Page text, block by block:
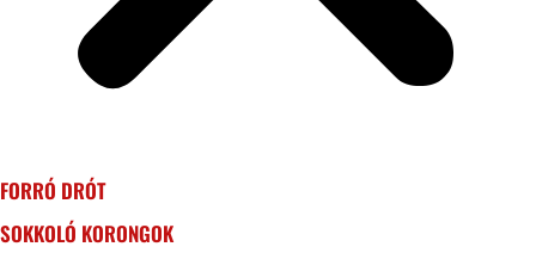
FORRÓ DRÓT
SOKKOLÓ KORONGOK